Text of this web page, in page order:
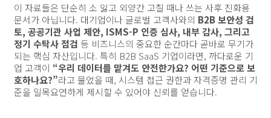
이 자료들은 단순히 소 잃고 외양간 고칠 때나 쓰는 사후 진화용
문서가 아닙니다. 대기업이나 글로벌 고객사와의 B2B 보안성 검
토, 공공기관 사업 제안, ISMS-P 인증 심사, 내부 감사, 그리고
정기 수탁사 점검 등 비즈니스의 중요한 순간마다 곧바로 무기가
되는 핵심 자산입니다. 특히 B2B SaaS 기업이라면, 까다로운 기
업 고객이 “우리 데이터를 맡겨도 안전한가요? 어떤 기준으로 보
호하나요?”라고 물었을 때, 시스템 접근 권한과 자격증명 관리 기
준을 일목요연하게 제시할 수 있어야 신뢰를 얻습니다.